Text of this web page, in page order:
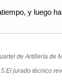
y luego
de Artillería de
jurado técnico